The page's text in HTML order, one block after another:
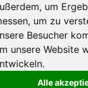
um
um zu
Besucher
unsere Website
Alle